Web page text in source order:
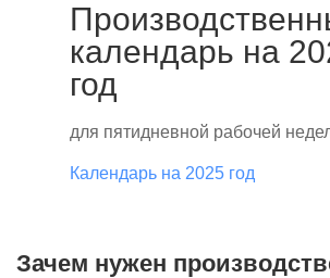
календарь на
год
для пятидневной рабочей
Календарь на 2025 год
Зачем нужен